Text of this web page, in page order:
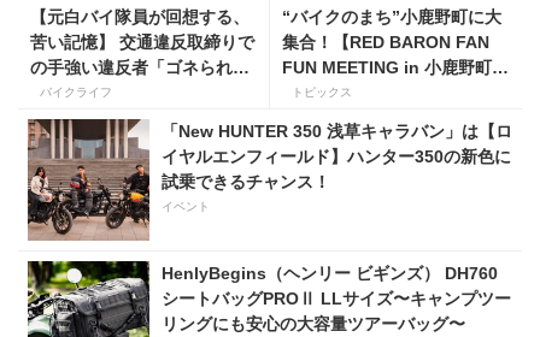
【元白バイ隊員が回想する、
苦い記憶】 交通違反取締りで
の手強い違反者「ゴネられス
トーリー」
バイクライフ
“バイクのまち”小鹿野町に大
集合！【RED BARON FAN
FUN MEETING in 小鹿野町
秩父ミューズパーク】
トピックス
「New HUNTER 350 浅草キャラバン」は【ロ
イヤルエンフィールド】ハンター350の新色に
試乗できるチャンス！
イベント
HenlyBegins（ヘンリー ビギンズ） DH760
シートバッグPROⅡ LLサイズ〜キャンプツー
リングにも安心の大容量ツアーバッグ〜